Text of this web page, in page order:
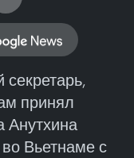
принял
Анутхина
Вьетнаме с